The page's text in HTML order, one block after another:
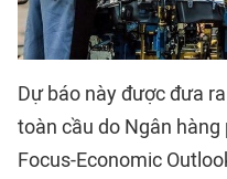
Dự báo này được đưa
toàn cầu do Ngân hàng
Focus-Economic